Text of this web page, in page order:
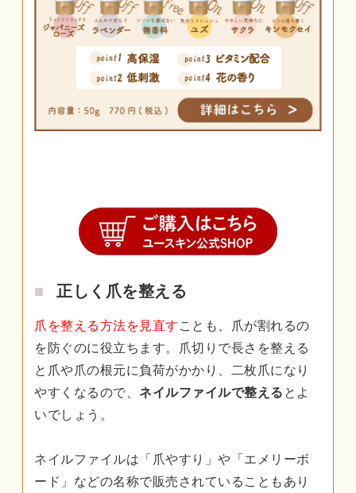
正しく爪を整える
爪を整える方法を見直す ことも、爪が割れるの
を防ぐのに役立ちます。爪切りで長さを整える
と爪や爪の根元に負荷がかかり、二枚爪になり
やすくなるので、 ネイルファイルで整える とよ
いでしょう。
ネイルファイルは「爪やすり」や「エメリーボ
ード」などの名称で販売されていることもあり